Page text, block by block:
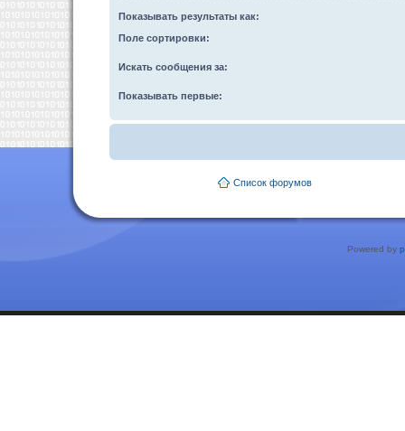
Показывать результаты как:
Поле сортировки:
Искать сообщения за:
Показывать первые:
Список форумов
Powered by